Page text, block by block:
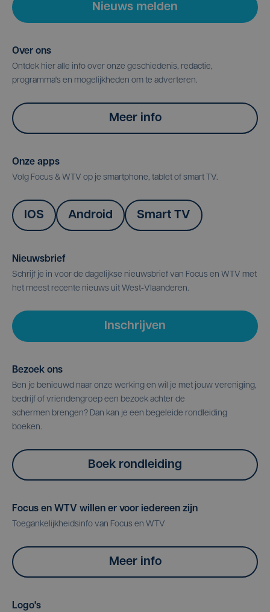
Nieuws melden
Over ons
Ontdek hier alle info over onze geschiedenis, redactie,
programma's en mogelijkheden om te adverteren.
Meer info
Onze apps
Volg Focus & WTV op je smartphone, tablet of smart TV.
IOS Android Smart TV
Nieuwsbrief
Schrijf je in voor de dagelijkse nieuwsbrief van Focus en WTV met
het meest recente nieuws uit West-Vlaanderen.
Inschrijven
Bezoek ons
Ben je benieuwd naar onze werking en wil je met jouw vereniging,
bedrijf of vriendengroep een bezoek achter de
schermen brengen? Dan kan je een begeleide rondleiding
boeken.
Boek rondleiding
Focus en WTV willen er voor iedereen zijn
Toegankelijkheidsinfo van Focus en WTV
Meer info
Logo's